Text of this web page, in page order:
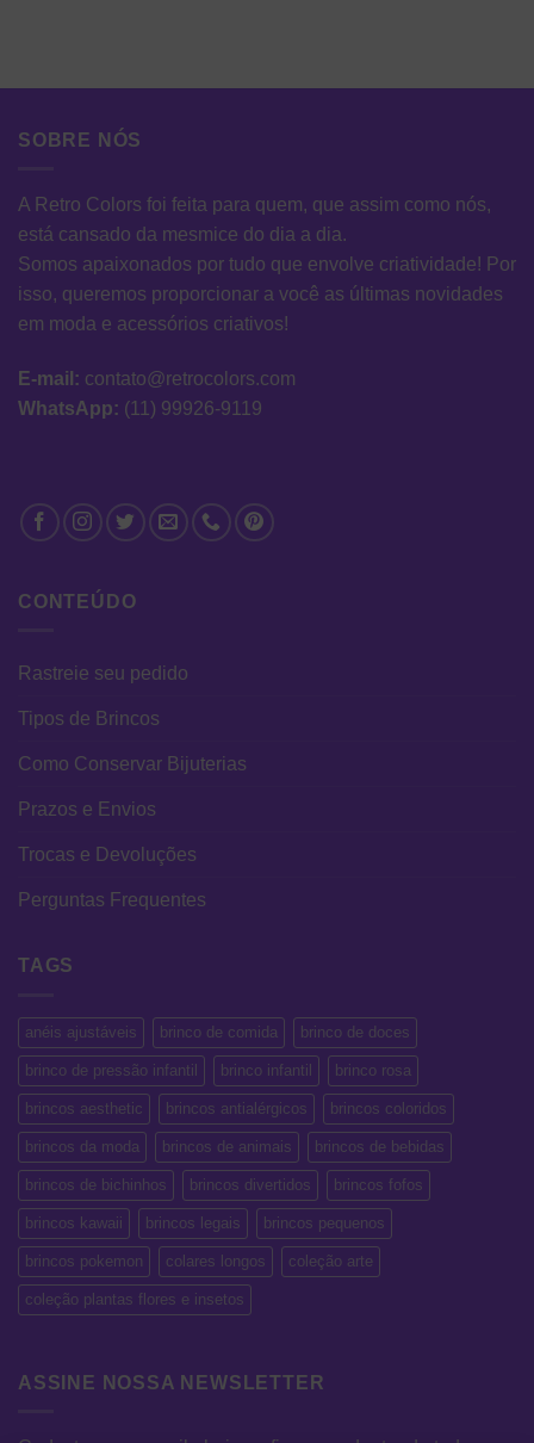
SOBRE NÓS
A Retro Colors foi feita para quem, que assim como nós,
está cansado da mesmice do dia a dia.
Somos apaixonados por tudo que envolve criatividade! Por
isso, queremos proporcionar a você as últimas novidades
em moda e acessórios criativos!
E-mail: contato@retrocolors.com
WhatsApp: (11) 99926-9119
CONTEÚDO
Rastreie seu pedido
Tipos de Brincos
Como Conservar Bijuterias
Prazos e Envios
Trocas e Devoluções
Perguntas Frequentes
TAGS
anéis ajustáveis brinco de comida brinco de doces
brinco de pressão infantil brinco infantil brinco rosa
brincos aesthetic brincos antialérgicos brincos coloridos
brincos da moda brincos de animais brincos de bebidas
brincos de bichinhos brincos divertidos brincos fofos
brincos kawaii brincos legais brincos pequenos
brincos pokemon colares longos coleção arte
coleção plantas flores e insetos
ASSINE NOSSA NEWSLETTER